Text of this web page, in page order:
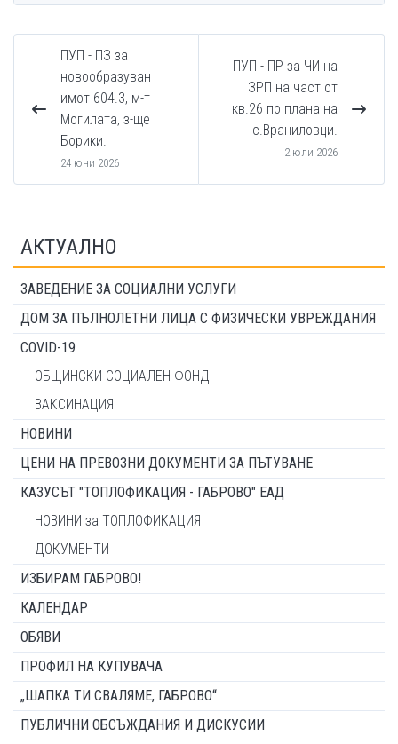
ПУП - ПЗ за
новообразуван
имот 604.3, м-т
Могилата, з-ще
Борики.
24 юни 2026
ПУП - ПР за ЧИ на
ЗРП на част от
кв.26 по плана на
с.Враниловци.
2 юли 2026
АКТУАЛНО
ЗАВЕДЕНИЕ ЗА СОЦИАЛНИ УСЛУГИ
ДОМ ЗА ПЪЛНОЛЕТНИ ЛИЦА С ФИЗИЧЕСКИ УВРЕЖДАНИЯ
COVID-19
ОБЩИНСКИ СОЦИАЛЕН ФОНД
ВАКСИНАЦИЯ
НОВИНИ
ЦЕНИ НА ПРЕВОЗНИ ДОКУМЕНТИ ЗА ПЪТУВАНЕ
КАЗУСЪТ "ТОПЛОФИКАЦИЯ - ГАБРОВО" ЕАД
НОВИНИ за ТОПЛОФИКАЦИЯ
ДОКУМЕНТИ
ИЗБИРАМ ГАБРОВО!
КАЛЕНДАР
ОБЯВИ
ПРОФИЛ НА КУПУВАЧА
„ШАПКА ТИ СВАЛЯМЕ, ГАБРОВО“
ПУБЛИЧНИ ОБСЪЖДАНИЯ И ДИСКУСИИ